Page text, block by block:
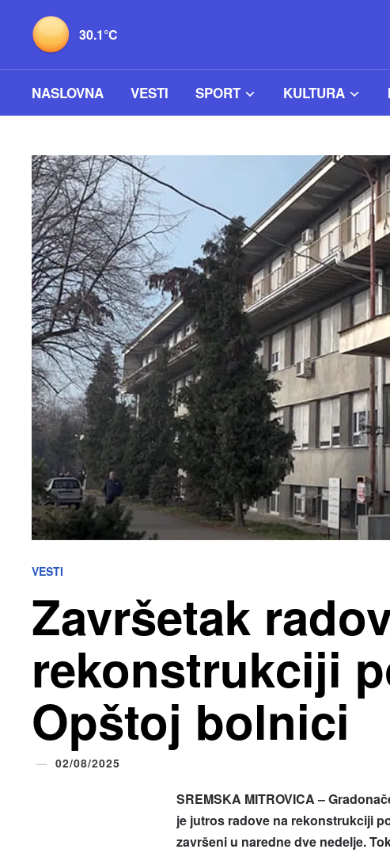
30.1°C
NASLOVNA VESTI SPORT KULTURA
VESTI
Završetak
rekonstrukciji
Opštoj bolnici
02/08/2025
SREMSKA MITROVICA –
je jutros radove na rekonstrukciji
završeni u naredne dve nedelje.